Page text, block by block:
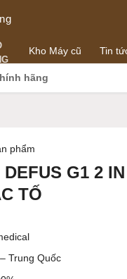
Kho Máy cũ Tin
hãng
phẩm
G1 2
TỐ
Trung Quốc